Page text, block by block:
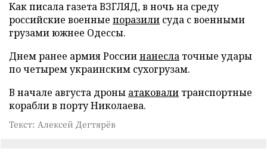
Как писала газета ВЗГЛЯД, в ночь на среду
российские военные поразили суда с военными
грузами южнее Одессы.
Днем ранее армия Россиинанесла точные удары
по четырем украинским сухогрузам.
В начале августа дроны атаковали транспортные
корабли в порту Николаева.
Текст: Алексей Дегтярёв